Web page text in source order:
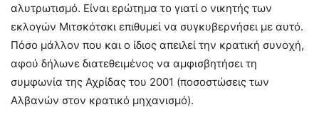
αλυτρωτισμό. Είναι ερώτημα το γιατί ο νικητής των
εκλογών Μιτσκότσκι επιθυμεί να συγκυβερνήσει με αυτό.
Πόσο μάλλον που και ο ίδιος απειλεί την κρατική συνοχή,
αφού δήλωνε διατεθειμένος να αμφισβητήσει τη
συμφωνία της Αχρίδας του 2001 (ποσοστώσεις των
Αλβανών στον κρατικό μηχανισμό).